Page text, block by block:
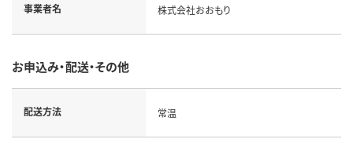
事業者名 株式会社おおもり
お申込み・配送・その他
配送方法 常温